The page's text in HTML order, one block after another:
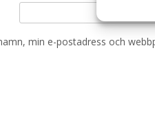
min e-postadress och